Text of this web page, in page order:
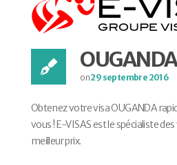
OUGANDA
on29 septembre 2016
Obtenez votre visa OUGANDA
vous ! E-VISAS est le spécialiste
meilleur prix.